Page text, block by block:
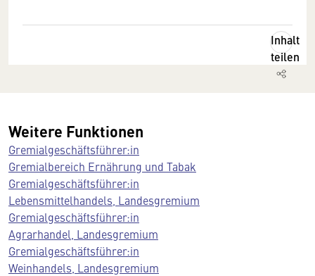
Inhalt
teilen
Weitere Funktionen
Gremialgeschäftsführer:in
Gremialbereich Ernährung und Tabak
Gremialgeschäftsführer:in
Lebensmittelhandels, Landesgremium
Gremialgeschäftsführer:in
Agrarhandel, Landesgremium
Gremialgeschäftsführer:in
Weinhandels, Landesgremium